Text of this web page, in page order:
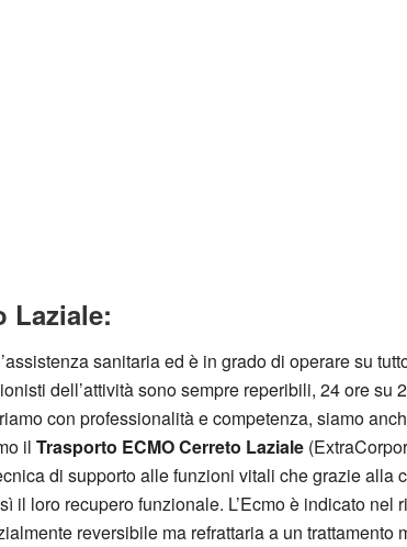
Laziale:
sanitaria ed è in grado di operare su
dell’attività sono sempre reperibili, 24 ore su
con professionalità e competenza, siamo
il Trasporto ECMO Cerreto Laziale
di supporto alle funzioni vitali che grazie alla
loro recupero funzionale. L’Ecmo è indicato nel
reversibile ma refrattaria a un trattamento